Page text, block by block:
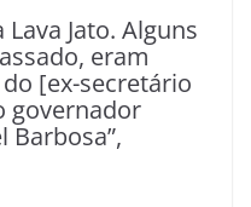
Jato. Alguns
eram
[ex-secretário
governador
Barbosa”,